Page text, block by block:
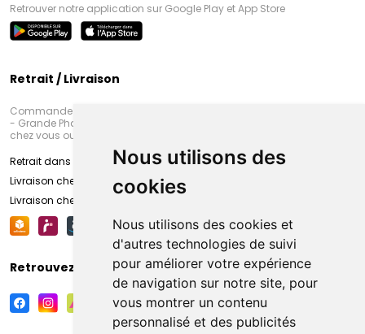
Nous utilisons des
cookies
Nous utilisons des cookies et
d'autres technologies de suivi
pour améliorer votre expérience
de navigation sur notre site, pour
vous montrer un contenu
personnalisé et des publicités
Retrouver notre application sur Google Play et App Store
Retrait / Livraison
Commandez en ligne et venez chercher votre commande à Amiens
- Grande Pharmacie d’Amiens (Fachon) ou recevez-là rapidement
chez vous ou en point retrait
Retrait dans la pharmacie d’Amiens
Livraison chez vous
Livraison chez votre commerçant
Retrouvez-nous sur vos réseaux sociaux